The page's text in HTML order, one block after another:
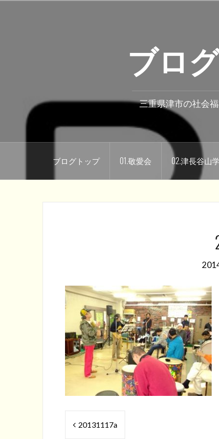
ブロ
三重県津市の社会
ブログトップ 01.敬愛会 02.津長谷山
投
稿20131117a